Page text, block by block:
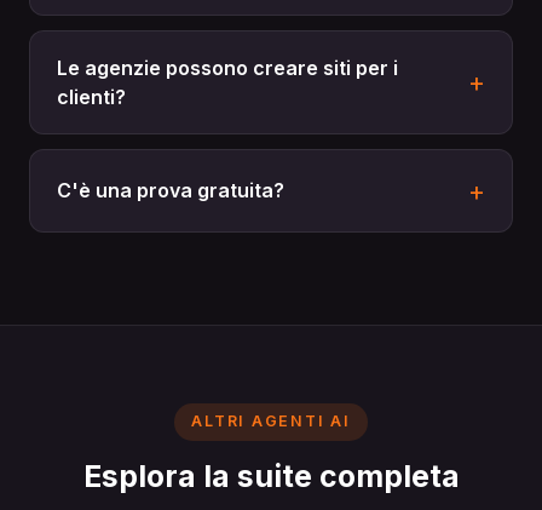
Le agenzie possono creare siti per i
clienti?
C'è una prova gratuita?
ALTRI AGENTI AI
Esplora la suite completa